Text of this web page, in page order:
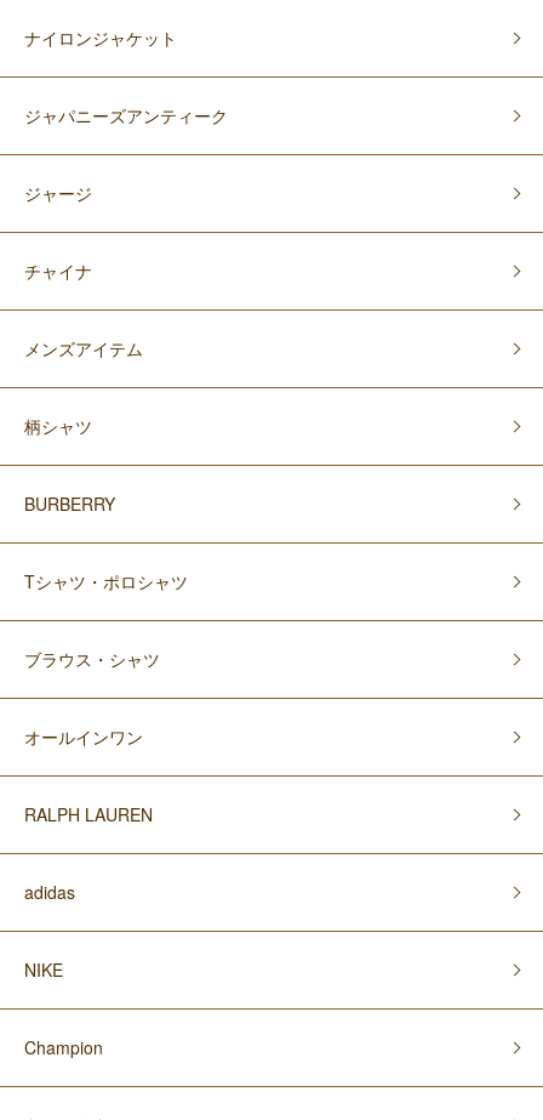
ナイロンジャケット
ジャパニーズアンティーク
ジャージ
チャイナ
メンズアイテム
柄シャツ
BURBERRY
Tシャツ・ポロシャツ
ブラウス・シャツ
オールインワン
RALPH LAUREN
adidas
NIKE
Champion